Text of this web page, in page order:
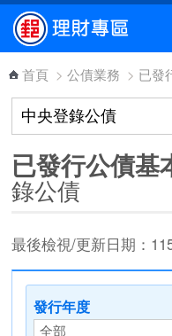
跳到主要內容區塊
首頁 > 公債業務 > 已發
已發行公債基
錄公債
最後檢視/更新日期：
發行年度